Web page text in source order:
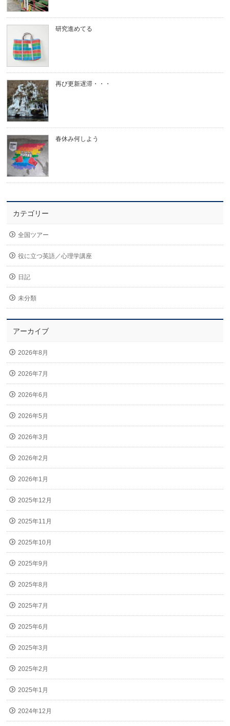
研究進めてる
再び更新遅滞・・・
春休み何しよう
カテゴリー
全国ツアー
役に立つ英語／心理学講座
日記
未分類
アーカイブ
2026年8月
2026年7月
2026年6月
2026年5月
2026年3月
2026年2月
2026年1月
2025年12月
2025年11月
2025年10月
2025年9月
2025年8月
2025年7月
2025年6月
2025年3月
2025年2月
2025年1月
2024年12月